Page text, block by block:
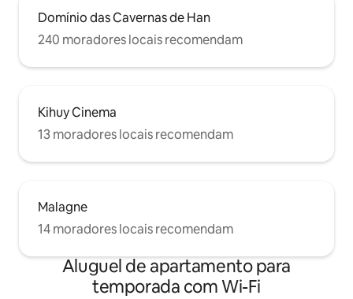
Domínio das Cavernas de Han
240 moradores locais recomendam
Kihuy Cinema
13 moradores locais recomendam
Malagne
14 moradores locais recomendam
Aluguel de apartamento para
temporada com Wi-Fi